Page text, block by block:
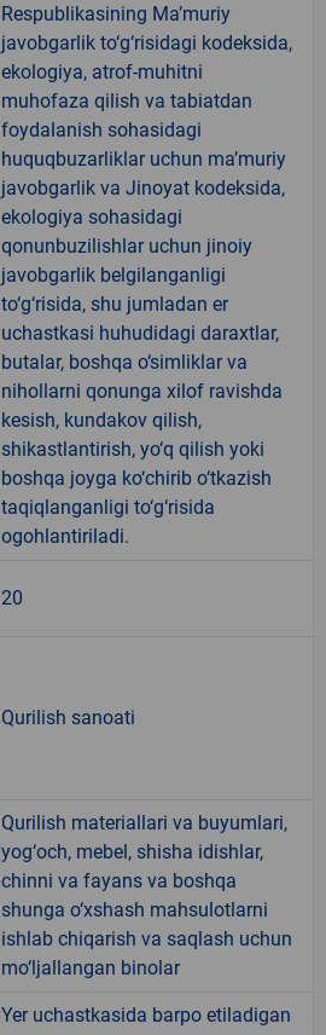
Respublikasining Ma’muriy
javobgarlik to‘g‘risidagi kodeksida,
ekologiya, atrof-muhitni
muhofaza qilish va tabiatdan
foydalanish sohasidagi
huquqbuzarliklar uchun ma’muriy
javobgarlik va Jinoyat kodeksida,
ekologiya sohasidagi
qonunbuzilishlar uchun jinoiy
javobgarlik belgilanganligi
to‘g‘risida, shu jumladan er
uchastkasi huhudidagi daraxtlar,
butalar, boshqa o‘simliklar va
nihollarni qonunga xilof ravishda
kesish, kundakov qilish,
shikastlantirish, yo‘q qilish yoki
boshqa joyga ko‘chirib o‘tkazish
taqiqlanganligi to‘g‘risida
ogohlantiriladi.
20
Qurilish sanoati
Qurilish materiallari va buyumlari,
yog‘och, mebel, shisha idishlar,
chinni va fayans va boshqa
shunga o‘xshash mahsulotlarni
ishlab chiqarish va saqlash uchun
mo‘ljallangan binolar
Yer uchastkasida barpo etiladigan